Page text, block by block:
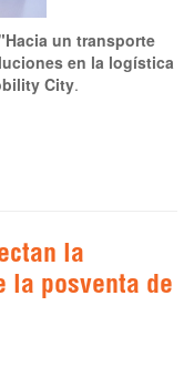
un transporte
en la logística
City.
la
la posventa de